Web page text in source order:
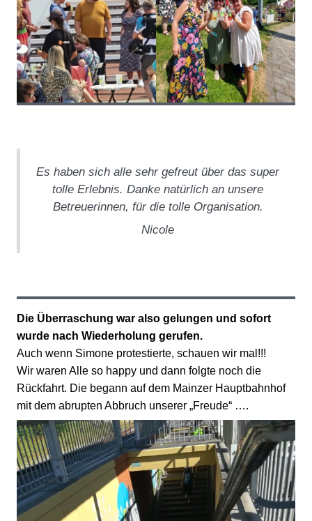
Es haben sich alle sehr gefreut über das super
tolle Erlebnis. Danke natürlich an unsere
Betreuerinnen, für die tolle Organisation.
Nicole
Die Überraschung war also gelungen und sofort
wurde nach Wiederholung gerufen.
Auch wenn Simone protestierte, schauen wir mal!!!
Wir waren Alle so happy und dann folgte noch die
Rückfahrt. Die begann auf dem Mainzer Hauptbahnhof
mit dem abrupten Abbruch unserer „Freude“ ….